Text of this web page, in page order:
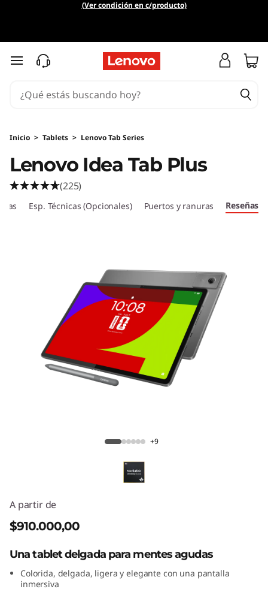
e
n
o
d
b
e
(Ver condición en c/producto)
Ir al contenido principal
Inicio > Tablets > Lenovo Tab Series
Lenovo Idea Tab Plus
(225)
Esp. Técnicas (Opcionales) Puertos y ranuras Reseñas
+9
A partir de
$910.000,00
Una tablet delgada para mentes agudas
Colorida, delgada, ligera y elegante con una pantalla
inmersiva